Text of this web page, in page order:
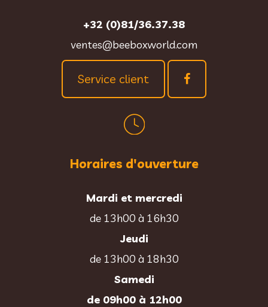
+32 (0)81/36.37.38
ventes@beeboxworld.com
Service client
Horaires d'ouverture
Mardi et mercredi
de 13h00 à 16h30
Jeudi
de 13h00 à 18h30
Samedi
de 09h00 à 12h00